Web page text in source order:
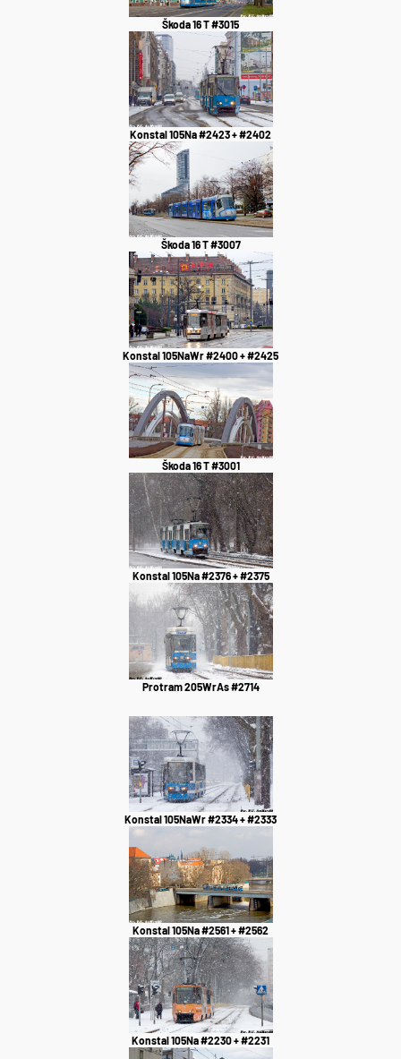
Škoda 16 T #3015
Konstal 105Na #2423 + #2402
Škoda 16 T #3007
Konstal 105NaWr #2400 + #2425
Škoda 16 T #3001
Konstal 105Na #2376 + #2375
Protram 205WrAs #2714
Konstal 105NaWr #2334 + #2333
Konstal 105Na #2561 + #2562
Konstal 105Na #2230 + #2231